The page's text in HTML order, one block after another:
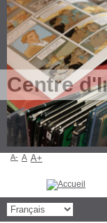
Centre
A- A A+